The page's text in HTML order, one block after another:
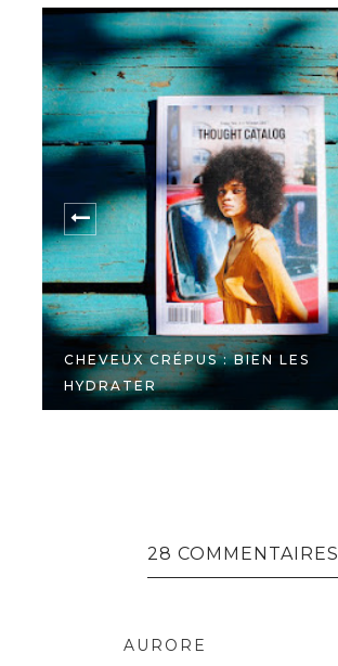
CHEVEUX CRÉPUS : BIEN LES
HYDRATER
28 COMMENTAIRES
AURORE